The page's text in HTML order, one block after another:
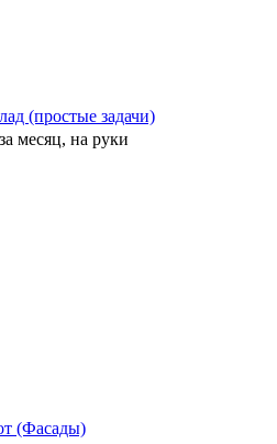
(простые задачи)
за месяц, на руки
(Фасады)